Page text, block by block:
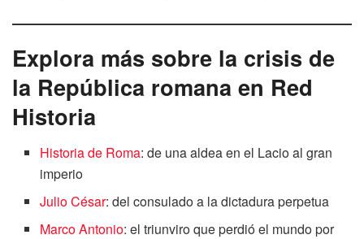
Explora más sobre la crisis de
la República romana en Red
Historia
Historia de Roma: de una aldea en el Lacio al gran
imperio
Julio César: del consulado a la dictadura perpetua
Marco Antonio: el triunviro que perdió el mundo por